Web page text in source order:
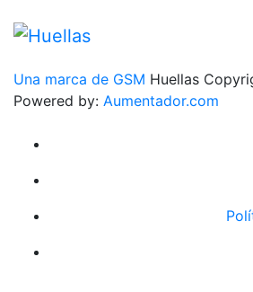
Una marca de GSM Huellas
Powered by: Aumentador.com